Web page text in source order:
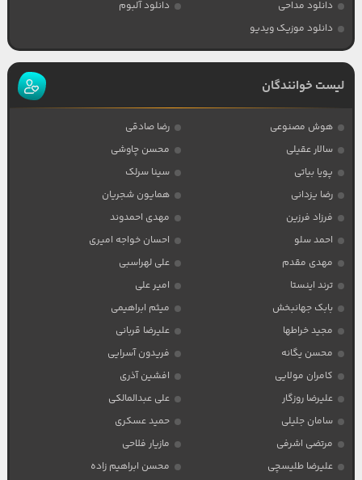
دانلود مداحی
دانلود آلبوم
دانلود موزیک ویدیو
لیست خوانندگان
هوش مصنوعی
رضا صادقی
سالار عقیلی
محسن چاوشی
پویا بیاتی
سینا سرلک
رضا یزدانی
همایون شجریان
فرزاد فرزین
مهدی احمدوند
احمد سلو
احسان خواجه امیری
مهدی مقدم
علی لهراسبی
ترند اینستا
امیر علی
بابک جهانبخش
میثم ابراهیمی
مجید خراطها
علیرضا قربانی
محسن یگانه
فریدون آسرایی
کامران مولایی
افشین آذری
علیرضا روزگار
علی عبدالمالکی
سامان جلیلی
حمید عسکری
مرتضی اشرفی
مازیار فلاحی
علیرضا طلیسچی
محسن ابراهیم زاده